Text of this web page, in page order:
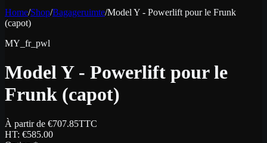
Home/Shop/Bagageruimte/Model Y - Powerlift pour le Frunk
(capot)
MY_fr_pwl
Model Y - Powerlift pour le
Frunk (capot)
À partir de €707.85TTC
HT: €585.00